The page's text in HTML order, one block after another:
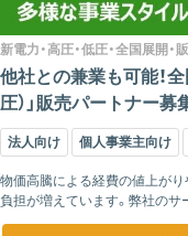
新電力・高圧・低圧・全国展開・
他社との兼業も可能！全
圧）」販売パートナー募
法人向け 個人事業主向け
物価高騰による経費の値上が
負担が増えています。弊社のサ